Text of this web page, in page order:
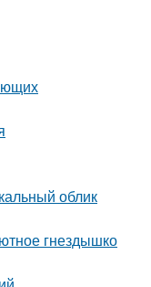
облик
гнездышко